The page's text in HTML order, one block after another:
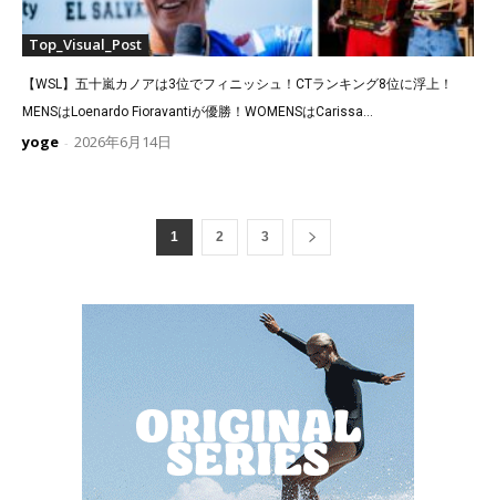
Top_Visual_Post
【WSL】五十嵐カノアは3位でフィニッシュ！CTランキング8位に浮上！
MENSはLoenardo Fioravantiが優勝！WOMENSはCarissa...
yoge - 2026年6月14日
1 2 3